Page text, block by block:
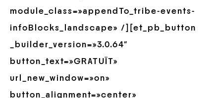
module_class=»appendTo_tribe-events-
infoBlocks_landscape» /][et_pb_button
_builder_version=»3.0.64″
button_text=»GRATUÏT»
url_new_window=»on»
button_alignment=»center»